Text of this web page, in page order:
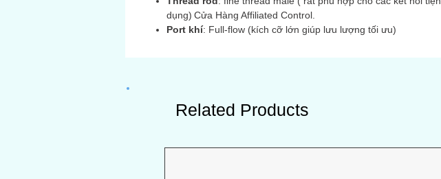
dụng) Cửa Hàng Affiliated Control.
Port khí: Full‑flow (kích cỡ lớn giúp lưu lượng tối ưu)
Related Products